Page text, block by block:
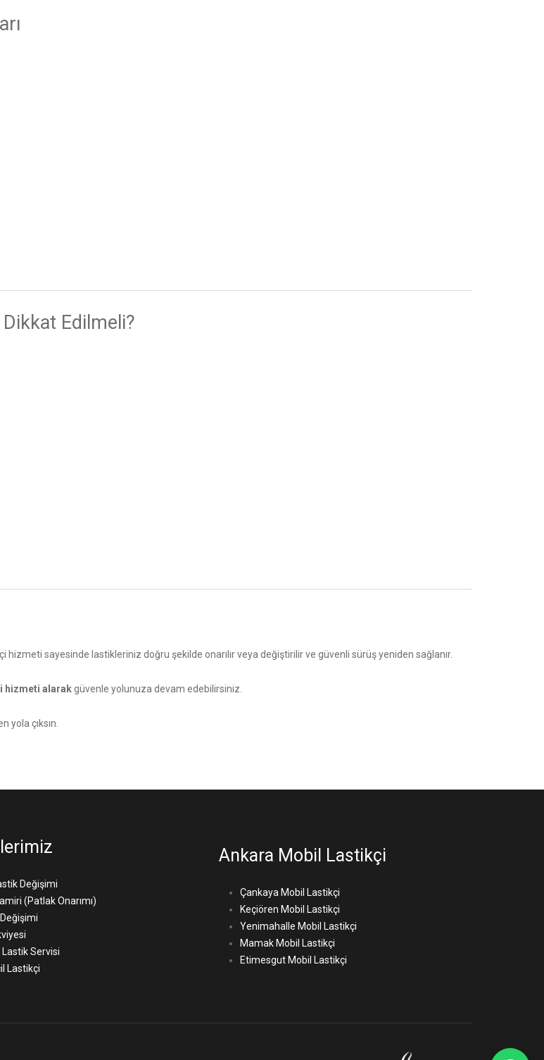
Edilmeli?
sayesinde lastikleriniz doğru şekilde onarılır veya değiştirilir ve güvenli sürüş yeniden sağlanır.
hizmeti alarakgüvenle yolunuza devam edebilirsiniz.
çıksın.
Değişimi
(Patlak Onarımı)
Servisi
Lastikçi
Ankara Mobil Lastikçi
Çankaya Mobil Lastikçi
Keçiören Mobil Lastikçi
Yenimahalle Mobil Lastikçi
Mamak Mobil Lastikçi
Etimesgut Mobil Lastikçi